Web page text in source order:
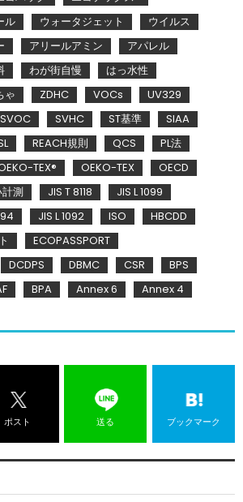
ル ウォータジェット
ウイルス
アリールアミン
アパレル
わが街自慢
はっ水性
ゃ ZDHC VOCs
UV329
SVOC SVHC ST基準
SIAA
REACH規則 QCS
PL法
TEX® OEKO-TEX
OECD
計測 JIS T 8118
JIS L 1099
JIS L 1092 ISO
HBCDD
ECOPASSPORT
DCDPS DBMC CSR
BPS
BPA Annex 6 Annex 4
ポスト 送る ブックマーク